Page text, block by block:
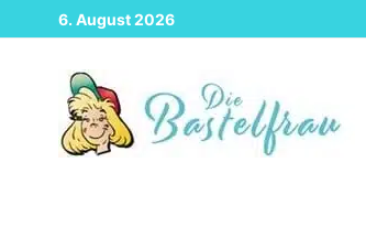
Zurück
zum
6. August 2026